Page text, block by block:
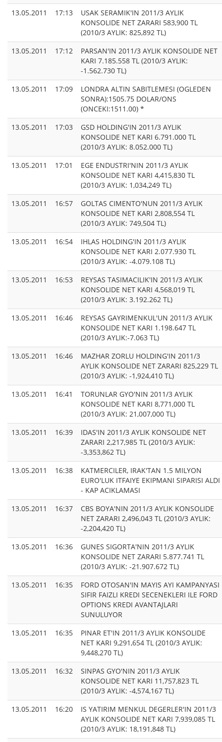
13.05.2011
17:13
USAK SERAMIK'IN 2011/3 AYLIK
KONSOLIDE NET ZARARI 583,900 TL
(2010/3 AYLIK: 825,892 TL)
13.05.2011
17:12
PARSAN'IN 2011/3 AYLIK KONSOLIDE NET
KARI 7.185.558 TL (2010/3 AYLIK:
-1.562.730 TL)
13.05.2011
17:09
LONDRA ALTIN SABITLEMESI (OGLEDEN
SONRA):1505.75 DOLAR/ONS
(ONCEKI:1511.00) *
13.05.2011
17:03
GSD HOLDING'IN 2011/3 AYLIK
KONSOLIDE NET KARI 6.791.000 TL
(2010/3 AYLIK: 8.052.000 TL)
13.05.2011
17:01
EGE ENDUSTRI'NIN 2011/3 AYLIK
KONSOLIDE NET KARI 4,415,830 TL
(2010/3 AYLIK: 1,034,249 TL)
13.05.2011
16:57
GOLTAS CIMENTO'NUN 2011/3 AYLIK
KONSOLIDE NET KARI 2,808,554 TL
(2010/3 AYLIK: 749,504 TL)
13.05.2011
16:54
IHLAS HOLDING'IN 2011/3 AYLIK
KONSOLIDE NET KARI 2.077.930 TL
(2010/3 AYLIK: -4.079.108 TL)
13.05.2011
16:53
REYSAS TASIMACILIK'IN 2011/3 AYLIK
KONSOLIDE NET KARI 4,568,019 TL
(2010/3 AYLIK: 3.192.262 TL)
13.05.2011
16:46
REYSAS GAYRIMENKUL'UN 2011/3 AYLIK
KONSOLIDE NET KARI 1.198.647 TL
(2010/3 AYLIK:-7.063 TL)
13.05.2011
16:46
MAZHAR ZORLU HOLDING'IN 2011/3
AYLIK KONSOLIDE NET ZARARI 825,229 TL
(2010/3 AYLIK: -1,924,410 TL)
13.05.2011
16:41
TORUNLAR GYO'NIN 2011/3 AYLIK
KONSOLIDE NET KARI 8,771,000 TL
(2010/3 AYLIK: 21,007,000 TL)
13.05.2011
16:39
IDAS'IN 2011/3 AYLIK KONSOLIDE NET
ZARARI 2,217,985 TL (2010/3 AYLIK:
-3,353,862 TL)
13.05.2011
16:38
KATMERCILER, IRAK'TAN 1.5 MILYON
EURO'LUK ITFAIYE EKIPMANI SIPARISI ALDI
- KAP ACIKLAMASI
13.05.2011
16:37
CBS BOYA'NIN 2011/3 AYLIK KONSOLIDE
NET ZARARI 2,496,043 TL (2010/3 AYLIK:
-2,204,420 TL)
13.05.2011
16:36
GUNES SIGORTA'NIN 2011/3 AYLIK
KONSOLIDE NET ZARARI 5.877.741 TL
(2010/3 AYLIK: -21.907.672 TL)
13.05.2011
16:35
FORD OTOSAN'IN MAYIS AYI KAMPANYASI
SIFIR FAIZLI KREDI SECENEKLERI ILE FORD
OPTIONS KREDI AVANTAJLARI
SUNULUYOR
13.05.2011
16:35
PINAR ET'IN 2011/3 AYLIK KONSOLIDE
NET KARI 9,291,654 TL (2010/3 AYLIK:
9,448,270 TL)
13.05.2011
16:32
SINPAS GYO'NIN 2011/3 AYLIK
KONSOLIDE NET KARI 11,757,823 TL
(2010/3 AYLIK: -4,574,167 TL)
13.05.2011
16:20
IS YATIRIM MENKUL DEGERLER'IN 2011/3
AYLIK KONSOLIDE NET KARI 7,939,085 TL
(2010/3 AYLIK: 18,191,848 TL)